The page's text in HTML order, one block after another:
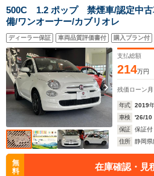
500C 1.2 ポップ 禁煙車/認定中古
備/ワンオーナー/カブリオレ
ディーラー保証 車両品質評価書付 購入プラン付
支払総額
214万円
残価ローン
年式 2019
車検
'26/10
保証
保証付
住所
静岡県
無
料
在庫確認・見